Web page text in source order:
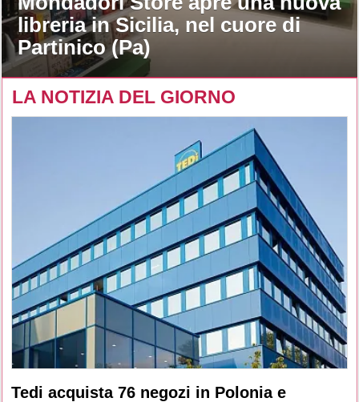
libreria in Sicilia, nel cuore di
Partinico (Pa)
LA NOTIZIA DEL GIORNO
Tedi acquista 76 negozi in Polonia e